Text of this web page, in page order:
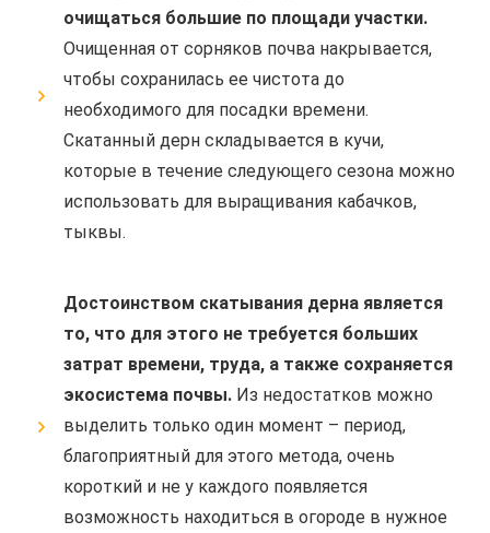
очищаться большие по площади участки.
Очищенная от сорняков почва накрывается,
чтобы сохранилась ее чистота до
необходимого для посадки времени.
Скатанный дерн складывается в кучи,
которые в течение следующего сезона можно
использовать для выращивания кабачков,
тыквы.
Достоинством скатывания дерна является
то, что для этого не требуется больших
затрат времени, труда, а также сохраняется
экосистема почвы. Из недостатков можно
выделить только один момент – период,
благоприятный для этого метода, очень
короткий и не у каждого появляется
возможность находиться в огороде в нужное